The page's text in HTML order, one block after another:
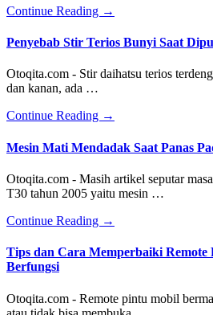
Itu
Kenapa
Ya?
Continue Reading about
Nomor
dan
Nomor
Kijang
Innova
→
Penyebab Stir Terios Bunyi Saat
Otoqita.com - Stir daihatsu terios
dan kanan, ada …
Continue Reading about
Stir
Terios
Bunyi
Saat
Diputar
→
Mesin Mati Mendadak Saat Panas
Otoqita.com - Masih artikel seputar
T30 tahun 2005 yaitu mesin …
Continue Reading about
Mati
Mendadak
Panas
Pada
→
Tips dan Cara Memperbaiki
Berfungsi
Otoqita.com - Remote pintu mobil